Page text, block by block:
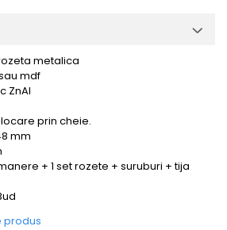
metalica
mdf
ZnAl
prin cheie.
mm
+ 1 set rozete + suruburi + tija
produs